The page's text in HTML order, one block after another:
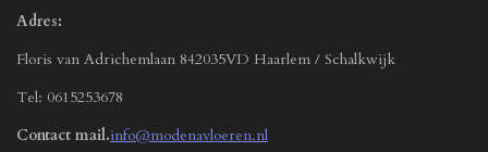
Adres:
Floris van Adrichemlaan 842035VD Haarlem / Schalkwijk
Tel: 0615253678
Contact mail.info@modenavloeren.nl